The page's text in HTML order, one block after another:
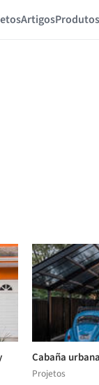
ArtigosProdutos
Cabaña
Projetos